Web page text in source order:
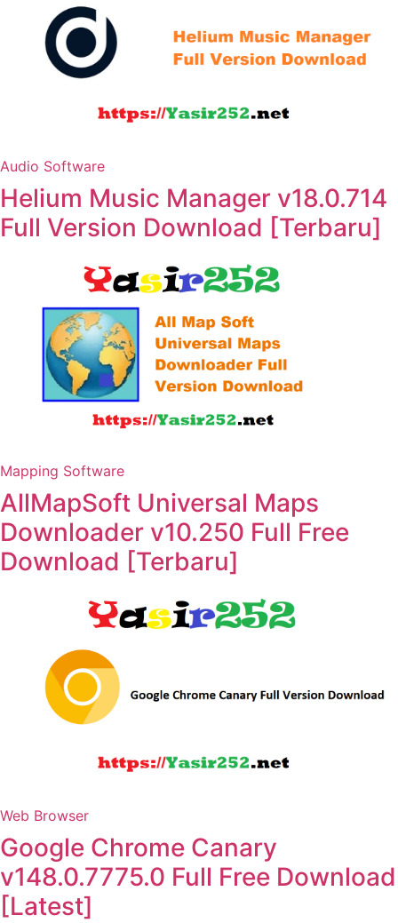
Audio Software
Helium Music Manager v18.0.714
Full Version Download [Terbaru]
Mapping Software
AllMapSoft Universal Maps
Downloader v10.250 Full Free
Download [Terbaru]
Web Browser
Google Chrome Canary
v148.0.7775.0 Full Free Download
[Latest]